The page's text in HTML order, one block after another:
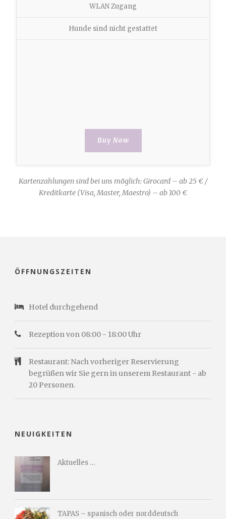
WLAN Zugang
Hunde sind nicht gestattet
Buy Now
Kartenzahlungen sind bei uns möglich: Girocard – ab 25 € /
Kreditkarte (Visa, Master, Maestro) – ab 100 €
ÖFFNUNGSZEITEN
Hotel durchgehend
Rezeption von 08:00 - 18:00 Uhr
Restaurant: Nach vorheriger Reservierung
begrüßen wir Sie gern in unserem Restaurant - ab
20 Personen.
NEUIGKEITEN
Aktuelles …
TAPAS – spanisch oder norddeutsch